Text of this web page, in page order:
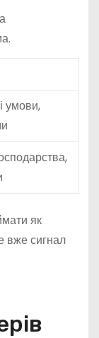
умови,
як
вже сигнал